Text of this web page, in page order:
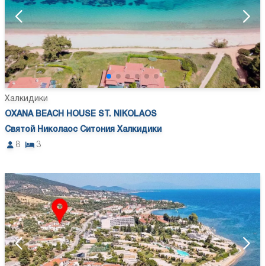
Халкидики
OXANA BEACH HOUSE ST. NIKOLAOS
Святой Николаос Ситония Халкидики
8
3